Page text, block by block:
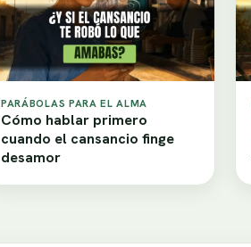
PARÁBOLAS PARA EL ALMA
Cómo hablar primero
cuando el cansancio finge
desamor